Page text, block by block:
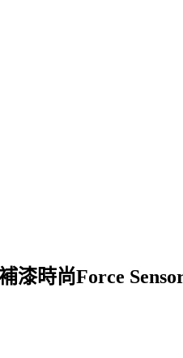
漆時尚Force